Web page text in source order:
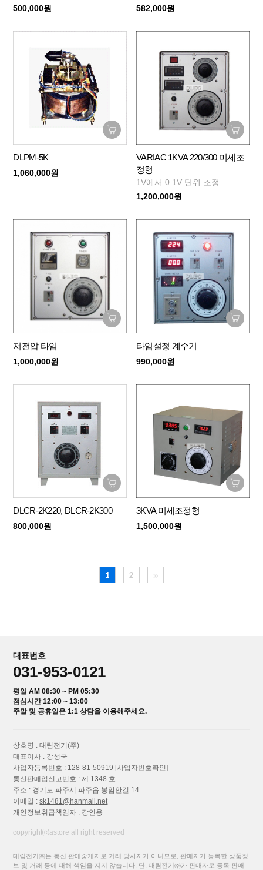
500,000원 582,000원
DLPM-5K
1,060,000원
VARIAC 1KVA 220/300 미세조
정형
1V에서 0.1V 단위 조정
1,200,000원
저전압 타임
1,000,000원
타임설정 계수기
990,000원
DLCR-2K220, DLCR-2K300
800,000원
3KVA 미세조정형
1,500,000원
1 2
대표번호
031-953-0121
평일 AM 08:30 ~ PM 05:30
점심시간 12:00 ~ 13:00
주말 및 공휴일은 1:1 상담을 이용해주세요.
상호명 : 대림전기(주)
대표이사 : 강성국
사업자등록번호 : 128-81-50919 [사업자번호확인]
통신판매업신고번호 : 제 1348 호
주소 : 경기도 파주시 파주읍 봉암안길 14
이메일 :sk1481@hanmail.net
개인정보취급책임자 : 강인용
copyright⒞astore all right reserved
대림전기㈜는 통신 판매중개자로 거래 당사자가 아니므로, 판매자가 등록한 상품정
보 및 거래 등에 대해 책임을 지지 않습니다. 단, 대림전기㈜가 판매자로 등록 판매